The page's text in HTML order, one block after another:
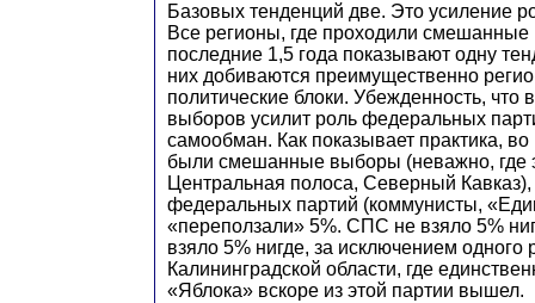
Базовых тенденций две. Это усиление
Все регионы, где проходили
последние 1,5 года показывают одну
них добиваются преимущественно
политические блоки. Убежденность,
выборов усилит роль федеральных
самообман. Как показывает практика, во
были смешанные выборы (неважно, где
Центральная полоса, Северный
федеральных партий (коммунисты,
«переползали» 5%. СПС не взяло 5%
взяло 5% нигде, за исключением одного
Калининградской области, где
«Яблока» вскоре из этой партии вышел.